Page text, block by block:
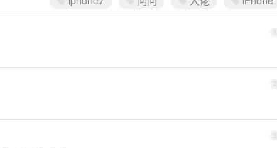
1
2
3